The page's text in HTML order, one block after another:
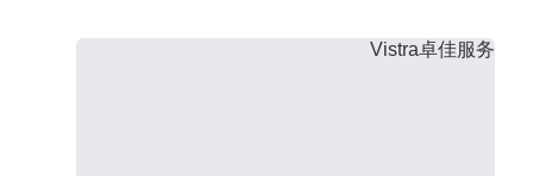
Vistra卓佳服务